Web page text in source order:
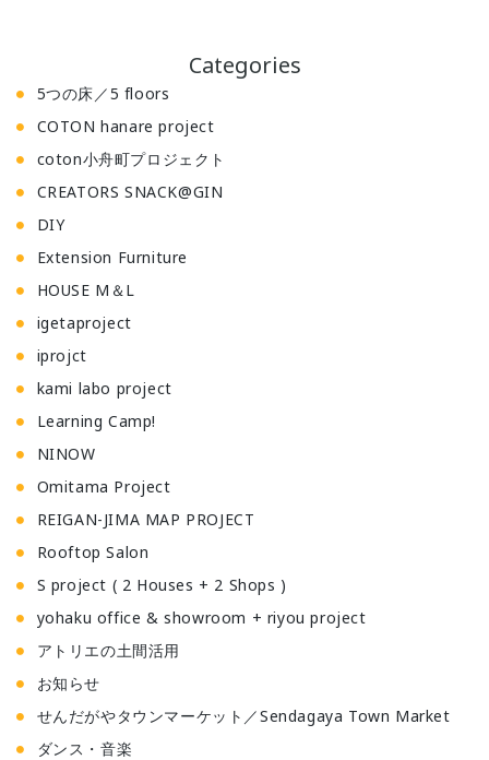
Categories
5つの床／5 floors
COTON hanare project
coton小舟町プロジェクト
CREATORS SNACK@GIN
DIY
Extension Furniture
HOUSE M＆L
igetaproject
iprojct
kami labo project
Learning Camp!
NINOW
Omitama Project
REIGAN-JIMA MAP PROJECT
Rooftop Salon
S project ( 2 Houses + 2 Shops )
yohaku office & showroom + riyou project
アトリエの土間活用
お知らせ
せんだがやタウンマーケット／Sendagaya Town Market
ダンス・音楽